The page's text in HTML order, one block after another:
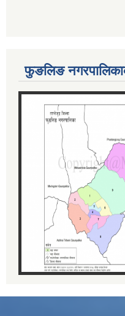
फुङलिङ